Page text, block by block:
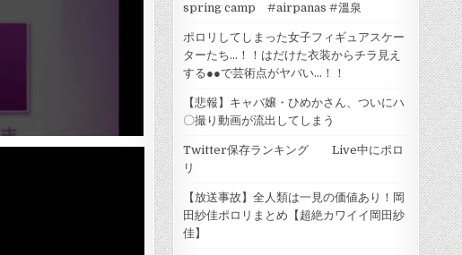
spring camp #airpanas #溫泉
ポロリしてしまった女子フィギュアスケー
ターたち…！！はだけた衣装からチラ見え
する●●で芸術点がヤバい…！！
【悲報】キャバ嬢・ひめかさん、ついにハ
〇撮り動画が流出してしまう
Twitter保存ランキング Live中にポロ
リ
【放送事故】全人類は一見の価値あり！岡
田紗佳ポロリまとめ【超絶カワイイ岡田紗
佳】